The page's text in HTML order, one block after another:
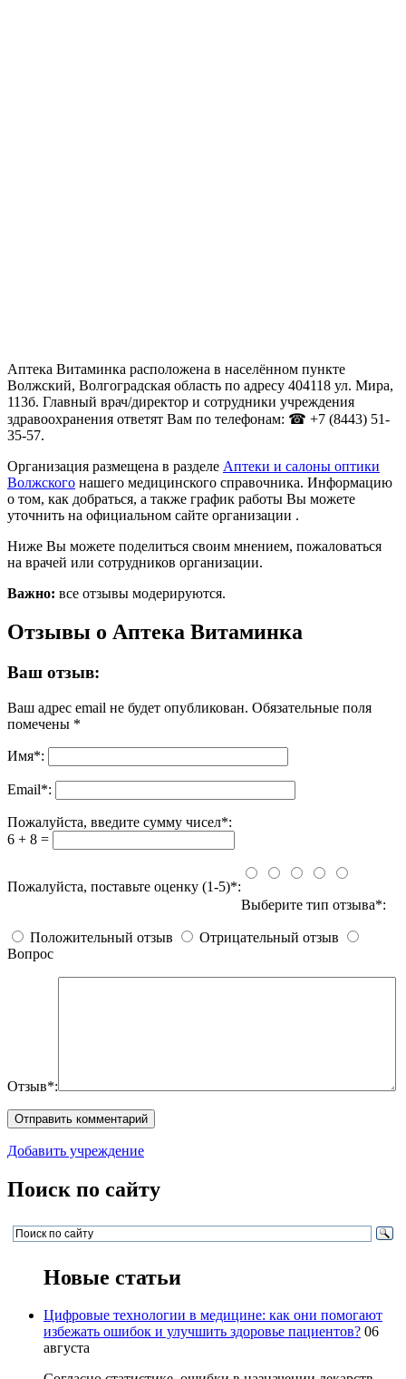
Аптека Витаминка расположена в населённом пункте
Волжский, Волгоградская область по адресу 404118 ул. Мира,
113б. Главный врач/директор и сотрудники учреждения
здравоохранения ответят Вам по телефонам: ☎ +7 (8443) 51-
35-57.
Организация размещена в разделе Аптеки и салоны оптики
Волжского нашего медицинского справочника. Информацию
о том, как добраться, а также график работы Вы можете
уточнить на официальном сайте организации .
Ниже Вы можете поделиться своим мнением, пожаловаться
на врачей или сотрудников организации.
Важно: все отзывы модерируются.
Отзывы о Аптека Витаминка
Ваш отзыв:
Ваш адрес email не будет опубликован. Обязательные поля
помечены *
Имя*:
Email*:
Пожалуйста, введите сумму чисел*:
6 + 8 =
Пожалуйста, поставьте оценку (1-5)*:
Выберите тип отзыва*:
Положительный отзыв
Отрицательный отзыв
Вопрос
Отзыв*:
Добавить учреждение
Поиск по сайту
Новые статьи
Цифровые технологии в медицине: как они помогают
избежать ошибок и улучшить здоровье пациентов? 06
августа